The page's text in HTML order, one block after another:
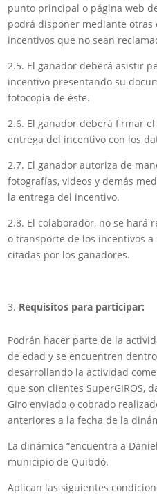
punto principal o página web
podrá disponer mediante
incentivos que no sean
2.5. El ganador deberá asistir
incentivo presentando su
fotocopia de éste.
2.6. El ganador deberá firmar
entrega del incentivo con los
2.7. El ganador autoriza de
fotografías, videos y demás
la entrega del incentivo.
2.8. El colaborador, no se hará
o transporte de los incentivos
citadas por los ganadores.
Requisitos para participar:
Podrán hacer parte de la
de edad y se encuentren
desarrollando la actividad
que son clientes SuperGIROS,
Giro enviado o cobrado
anteriores a la fecha de la
La dinámica “encuentra a
municipio de Quibdó.
Aplican las siguientes